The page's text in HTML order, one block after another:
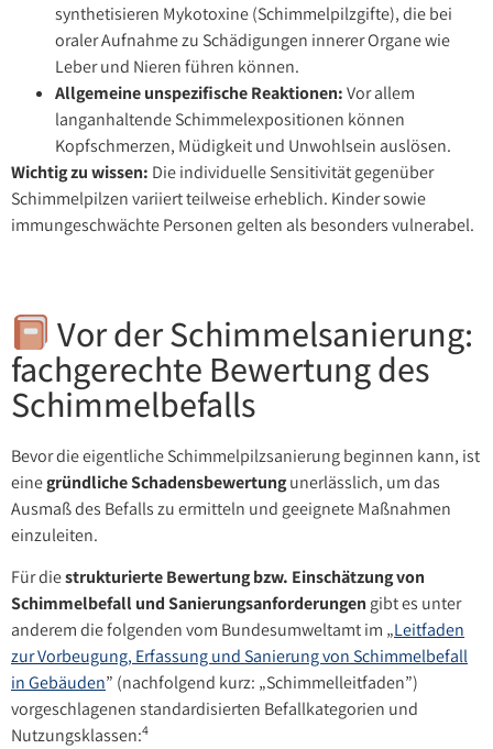
synthetisieren Mykotoxine (Schimmelpilzgifte), die bei
oraler Aufnahme zu Schädigungen innerer Organe wie
Leber und Nieren führen können.
Allgemeine unspezifische Reaktionen:Vor allem
langanhaltende Schimmelexpositionen können
Kopfschmerzen, Müdigkeit und Unwohlsein auslösen.
Wichtig zu wissen: Die individuelle Sensitivität gegenüber
Schimmelpilzen variiert teilweise erheblich. Kinder sowie
immungeschwächte Personen gelten als besonders vulnerabel.
Vor der Schimmelsanierung:
fachgerechte Bewertung des
Schimmelbefalls
Bevor die eigentliche Schimmelpilzsanierung beginnen kann, ist
einegründliche Schadensbewertungunerlässlich, um das
Ausmaß des Befalls zu ermitteln und geeignete Maßnahmen
einzuleiten.
Für diestrukturierte Bewertung bzw. Einschätzung von
Schimmelbefall und Sanierungsanforderungen gibt es unter
anderem die folgenden vom Bundesumweltamt im „Leitfaden
zur Vorbeugung, Erfassung und Sanierung von Schimmelbefall
in Gebäuden” (nachfolgend kurz: „Schimmelleitfaden”)
vorgeschlagenen standardisierten Befallkategorien und
Nutzungsklassen:4